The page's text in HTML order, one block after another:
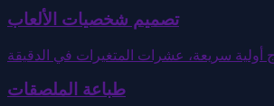
تصميم شخصيات الألعاب
أولية سريعة، عشرات المتغيرات في الدقيقة
طباعة الملصقات